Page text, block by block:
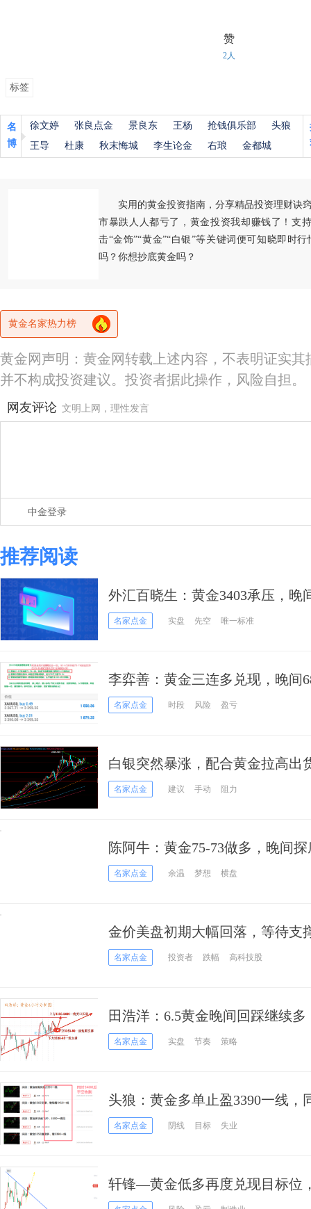
赞
2人
标签
名
博
徐文婷 张良点金 景良东 王杨 抢钱俱乐部
头狼
王导
杜康 秋末悔城 李生论金 右琅 金都城
实用的黄金投资指南，分享精品投资理财诀
市暴跌人人都亏了，黄金投资我却赚钱了！支
击“金饰”“黄金”“白银”等关键词便可知晓即时
吗？你想抄底黄金吗？
黄金名家热力榜
黄金网声明：黄金网转载上述内容，不表明证实
并不构成投资建议。投资者据此操作，风险自担。
网友评论 文明上网，理性发言
中金登录
推荐阅读
外汇百晓生：黄金3403承压，晚
多名家点金 实盘 先空 唯一标准
李弈善：黄金三连多兑现，晚间
名家点金 时段 风险 盈亏
白银突然暴涨，配合黄金拉高出
名家点金 建议 手动 阻力
陈阿牛：黄金75-73做多，晚间
名家点金 余温 梦想 横盘
金价美盘初期大幅回落，等待支
名家点金 投资者 跌幅 高科技股
田浩洋：6.5黄金晚间回踩继续
名家点金 实盘 节奏 策略
头狼：黄金多单止盈3390一线，
激名家点金 阴线 目标 失业
轩锋—黄金低多再度兑现目标位